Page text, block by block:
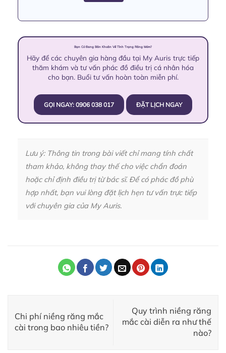
Bạn Có Đang Băn Khoăn Về Tình Trạng Răng Móm?
Hãy để các chuyên gia hàng đầu tại My Auris trực tiếp
thăm khám và tư vấn phác đồ điều trị cá nhân hóa
cho bạn. Buổi tư vấn hoàn toàn miễn phí.
GỌI NGAY: 0906 038 017 ĐẶT LỊCH NGAY
Lưu ý: Thông tin trong bài viết chỉ mang tính chất
tham khảo, không thay thế cho việc chẩn đoán
hoặc chỉ định điều trị từ bác sĩ. Để có phác đồ phù
hợp nhất, bạn vui lòng đặt lịch hẹn tư vấn trực tiếp
với chuyên gia của My Auris.
Chi phí niềng răng mắc
cài trong bao nhiêu tiền?
Quy trình niềng răng
mắc cài diễn ra như thế
nào?